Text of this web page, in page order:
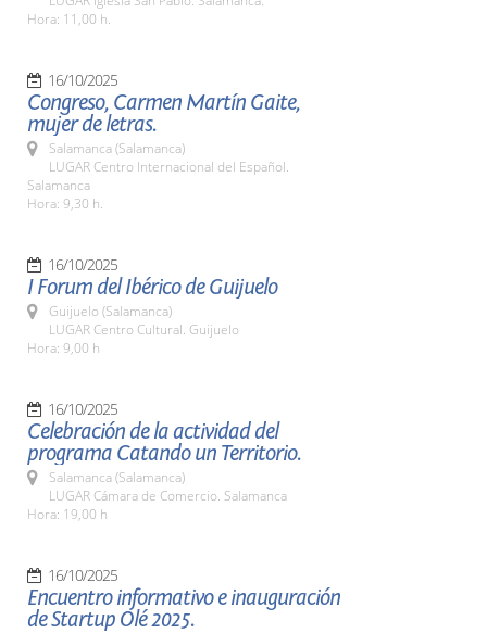
Hora: 11,00 h.
16/10/2025
Congreso, Carmen Martín Gaite,
mujer de letras.
Salamanca (Salamanca)
LUGAR Centro Internacional del Español.
Salamanca
Hora: 9,30 h.
16/10/2025
I Forum del Ibérico de Guijuelo
Guijuelo (Salamanca)
LUGAR Centro Cultural. Guijuelo
Hora: 9,00 h
16/10/2025
Celebración de la actividad del
programa Catando un Territorio.
Salamanca (Salamanca)
LUGAR Cámara de Comercio. Salamanca
Hora: 19,00 h
16/10/2025
Encuentro informativo e inauguración
de Startup Olé 2025.